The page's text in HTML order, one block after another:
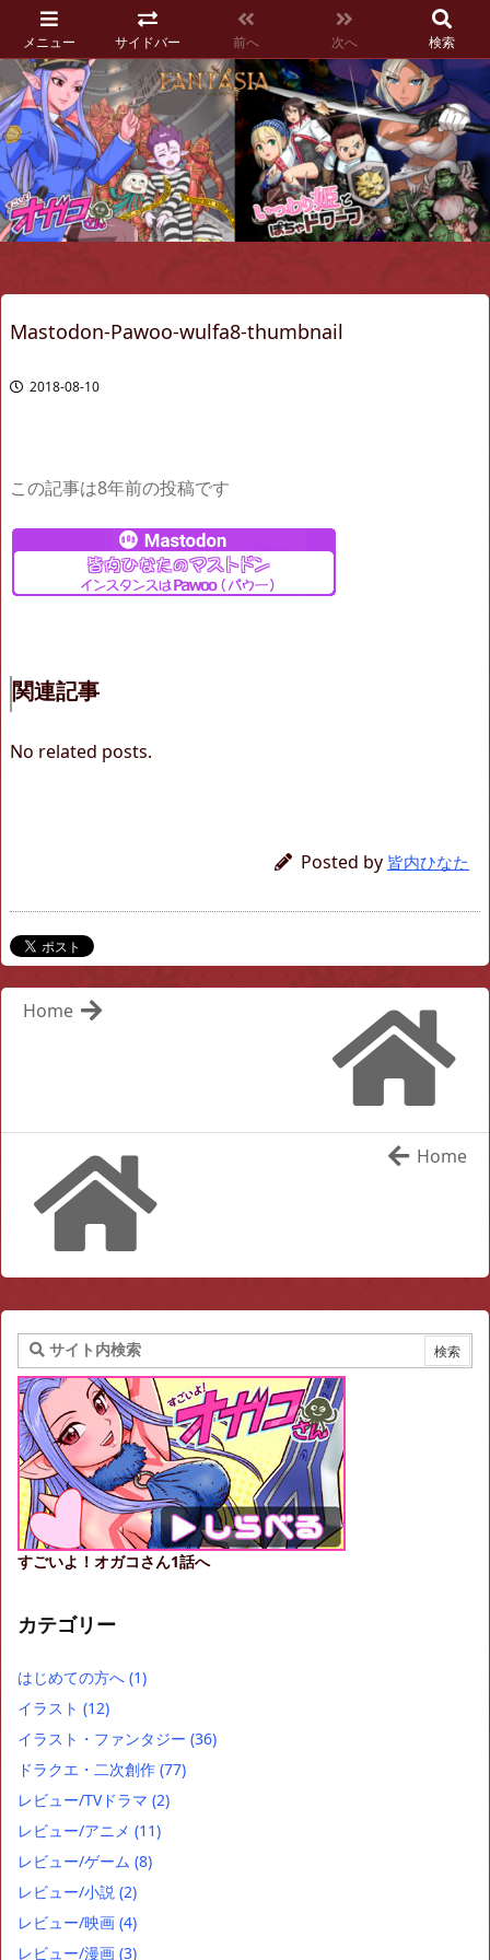
メニュー サイドバー 前へ 次へ 検索
Mastodon-Pawoo-wulfa8-thumbnail
2018-08-10
この記事は8年前の投稿です
関連記事
No related posts.
Posted by 皆内ひなた
Home
Home
すごいよ！オガコさん1話へ
カテゴリー
はじめての方へ (1)
イラスト (12)
イラスト・ファンタジー (36)
ドラクエ・二次創作 (77)
レビュー/TVドラマ (2)
レビュー/アニメ (11)
レビュー/ゲーム (8)
レビュー/小説 (2)
レビュー/映画 (4)
レビュー/漫画 (3)